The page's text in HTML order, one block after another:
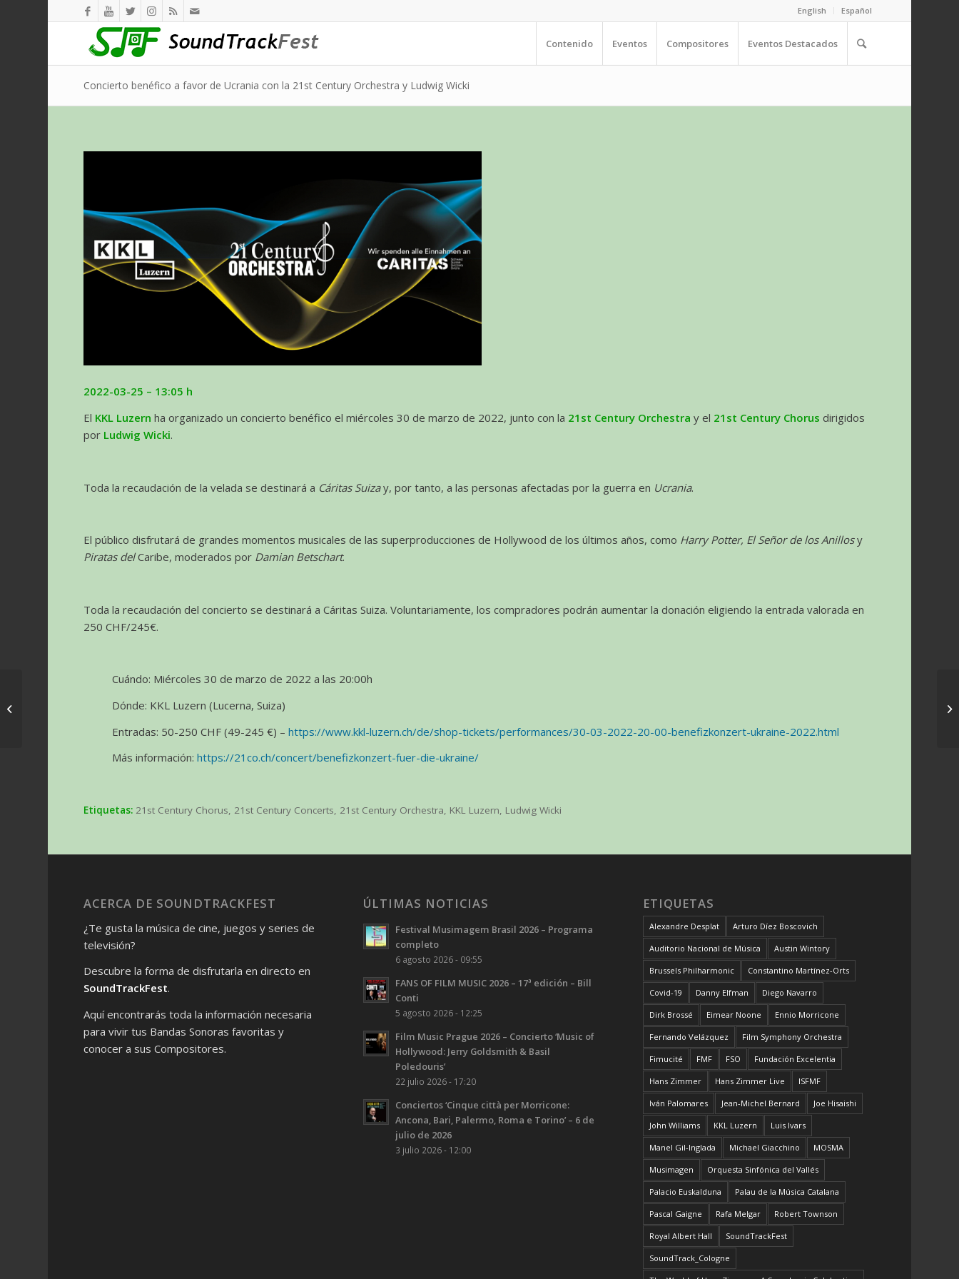
English Español
Contenido Eventos Compositores Eventos Destacados
Concierto benéfico a favor de Ucrania con la 21st Century Orchestra y Ludwig Wicki
2022-03-25 – 13:05 h
El KKL Luzern ha organizado un concierto benéfico el miércoles 30 de marzo de 2022, junto con la 21st Century Orchestra y el 21st Century Chorus dirigidos
por Ludwig Wicki.
Toda la recaudación de la velada se destinará a Cáritas Suizay, por tanto, a las personas afectadas por la guerra en Ucrania.
El público disfrutará de grandes momentos musicales de las superproducciones de Hollywood de los últimos años, como Harry Potter, El Señor de los Anillosy
Piratas delCaribe, moderados por Damian Betschart.
Toda la recaudación del concierto se destinará a Cáritas Suiza. Voluntariamente, los compradores podrán aumentar la donación eligiendo la entrada valorada en
250 CHF/245€.
Cuándo: Miércoles 30 de marzo de 2022 a las 20:00h
Dónde: KKL Luzern (Lucerna, Suiza)
Entradas: 50-250 CHF (49-245 €) –https://www.kkl-luzern.ch/de/shop-tickets/performances/30-03-2022-20-00-benefizkonzert-ukraine-2022.html
Más información:https://21co.ch/concert/benefizkonzert-fuer-die-ukraine/
Etiquetas: 21st Century Chorus, 21st Century Concerts, 21st Century Orchestra, KKL Luzern, Ludwig Wicki
ACERCA DE SOUNDTRACKFEST
¿Te gusta la música de cine, juegos y series de
televisión?
Descubre la forma de disfrutarla en directo en
SoundTrackFest.
Aquí encontrarás toda la información necesaria
para vivir tus Bandas Sonoras favoritas y
conocer a sus Compositores.
ÚLTIMAS NOTICIAS
Festival Musimagem Brasil 2026 – Programa
completo
6 agosto 2026 - 09:55
FANS OF FILM MUSIC 2026 – 17ª edición – Bill
Conti
5 agosto 2026 - 12:25
Film Music Prague 2026 – Concierto ‘Music of
Hollywood: Jerry Goldsmith & Basil
Poledouris’
22 julio 2026 - 17:20
Conciertos ‘Cinque città per Morricone:
Ancona, Bari, Palermo, Roma e Torino’ – 6 de
julio de 2026
3 julio 2026 - 12:00
ETIQUETAS
Alexandre Desplat Arturo Díez Boscovich
Auditorio Nacional de Música Austin Wintory
Brussels Philharmonic Constantino Martínez-Orts
Covid-19 Danny Elfman Diego Navarro
Dirk Brossé Eimear Noone Ennio Morricone
Fernando Velázquez Film Symphony Orchestra
Fimucité FMF FSO Fundación Excelentia
Hans Zimmer Hans Zimmer Live ISFMF
Iván Palomares Jean-Michel Bernard Joe Hisaishi
John Williams KKL Luzern Luis Ivars
Manel Gil-Inglada Michael Giacchino MOSMA
Musimagen Orquesta Sinfónica del Vallés
Palacio Euskalduna Palau de la Música Catalana
Pascal Gaigne Rafa Melgar Robert Townson
Royal Albert Hall SoundTrackFest
SoundTrack_Cologne
Concierto ‘Totoro goes
to the Carnival’ con la